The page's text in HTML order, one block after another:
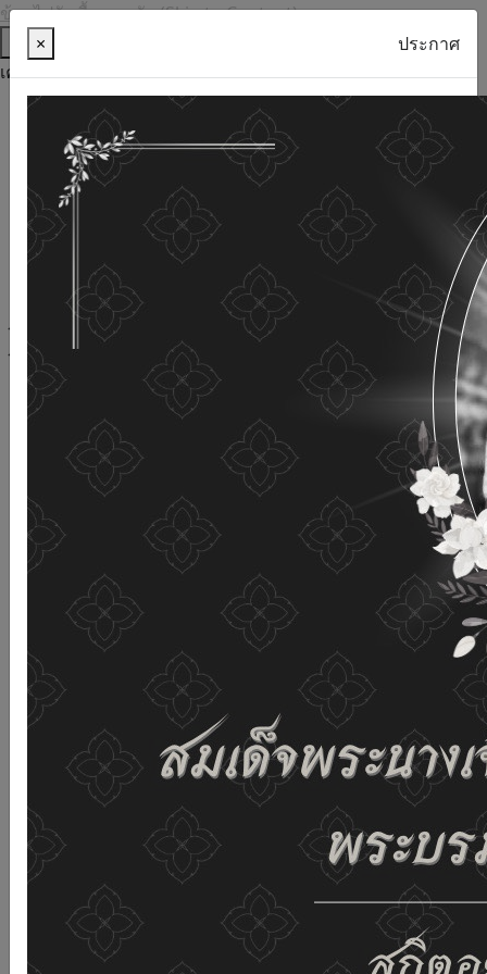
ข้ามไปยังเนื้อหาหลัก (Skip to Content)
ช่วยเหลือ
เครื่องมือการเข้าถึง
ภาษาไทย
ภาษาอังกฤษ
เพิ่มขนาดตัวอักษร
ลดขนาดตัวอักษร
ขนาดตัวอักษรปกติ
ความคมชัดสูง
ความคมชัดเชิงลบ
ความคมชัดปกติ
เปิดอ่านด้วยเสียง
ปิดอ่านด้วยเสียง
ผังเว็บไซต์
เว็บไซต์นี้ใช้คุกกี้ (Cookies)
กรมกิจการผู้สูงอายุ
ให้ความสำคัญต่อข้อมูลส่วนบุคคลของ
ท่าน เพื่อการพัฒนาและปรับปรุงเว็บไซต์ หากท่านใช้บริการ
เว็บไซต์นี้โดยไม่มีการปรับตั้งค่าใดๆ แสดงว่าท่านยินยอมที่จะ
รับคุกกี้บนเว็บไซต์ และนโยบายสิทธิส่วนบุคคลของเรา
ดูรายละเอียด ยอมรับทั้งหมด
02-659-6811 saraban@dop.mail.go.th
เปลี่ยนการแสดงผล
ก-ก
× ประกาศ